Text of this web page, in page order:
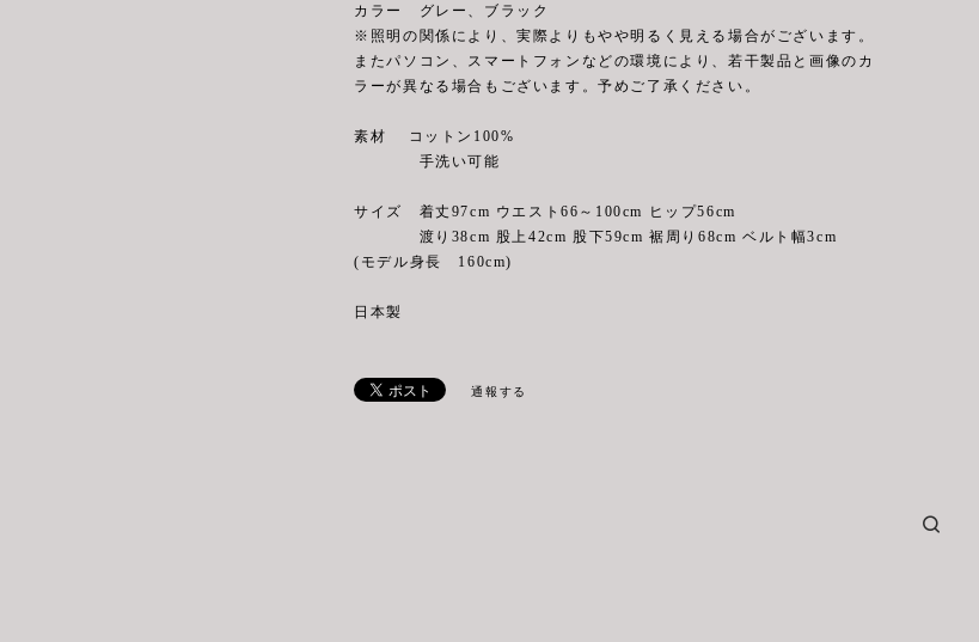
カラー グレー、ブラック
※照明の関係により、実際よりもやや明るく見える場合がございます。
またパソコン、スマートフォンなどの環境により、若干製品と画像のカ
ラーが異なる場合もございます。予めご了承ください。
素材 コットン100%
手洗い可能
サイズ 着丈97cm ウエスト66～100cm ヒップ56cm
渡り38cm 股上42cm 股下59cm 裾周り68cm ベルト幅3cm
(モデル身長 160cm)
日本製
通報する